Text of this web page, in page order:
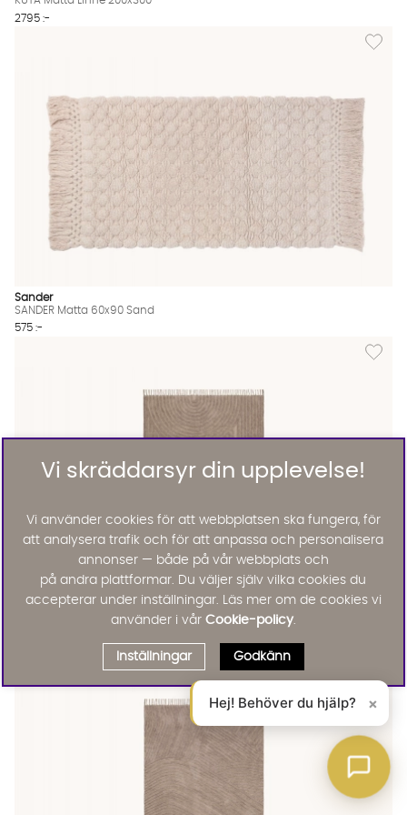
2795 :-
Lägg
Sander
SANDER Matta 60x90 Sand
575 :-
Lägg
Ubud
UBUD Matta Linne 200x300
Vi skräddarsyr din upplevelse!
Vi använder cookies för att webbplatsen ska fungera, för
att analysera trafik och för att anpassa och personalisera
annonser — både på vår webbplats och
på andra plattformar. Du väljer själv vilka cookies du
accepterar under inställningar. Läs mer om de cookies vi
använder i vår Cookie-policy.
Inställningar Godkänn
Hej! Behöver du hjälp? ×